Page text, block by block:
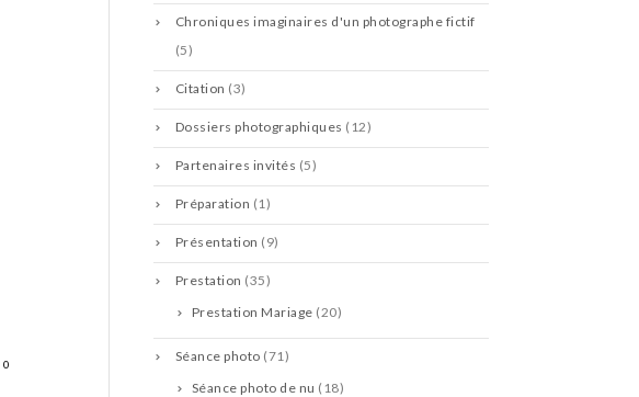
0
Chroniques imaginaires d'un photographe fictif
(5)
Citation (3)
Dossiers photographiques (12)
Partenaires invités (5)
Préparation (1)
Présentation (9)
Prestation (35)
Prestation Mariage (20)
Séance photo (71)
Séance photo de nu (18)